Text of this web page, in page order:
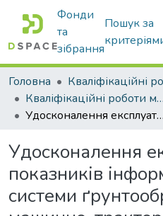
Фонди
та
зібрання
Пошук за
Головна
Кваліфікаційні
Кваліфікаційні роботи магістрів
Удосконалення експлуатаційних показників інформаційної системи ґрунтообробних машинно-тракторних агрегатів
Удосконалення
показників
системи